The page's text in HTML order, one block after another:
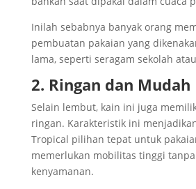
Inilah sebabnya banyak orang
pembuatan pakaian yang
lama, seperti seragam sekolah
2. Ringan dan
Selain lembut, kain ini juga
ringan. Karakteristik ini
Tropical pilihan tepat untuk
memerlukan mobilitas tinggi
kenyamanan.